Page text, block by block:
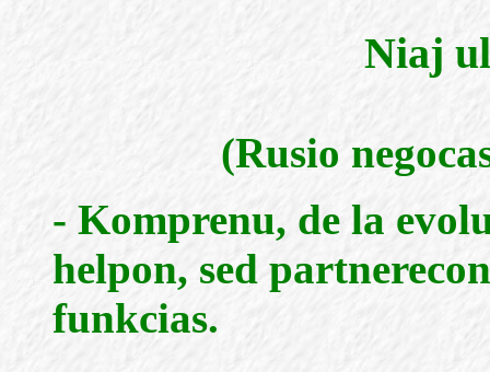
Niaj
(Rusio
- Komprenu, de la
helpon, sed
funkcias.